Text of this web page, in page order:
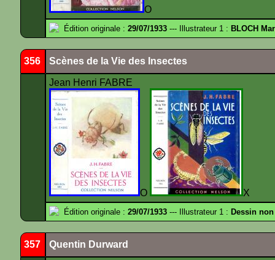
O
Édition originale : 29/07/1933 --- Illustrateur 1 : BLOCH
356 Scènes de la Vie des Insectes
Jean Henri FABRE
O X
Édition originale : 29/07/1933 --- Illustrateur 1 : Dessin
357 Quentin Durward